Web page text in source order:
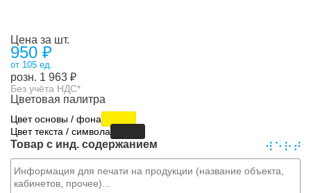
Цена за шт.
950 ₽
от 105 ед.
розн. 1 963 ₽
Без учёта НДС*
Цветовая палитра
Цвет основы / фона
Цвет текста / символа
Товар с инд. содержанием